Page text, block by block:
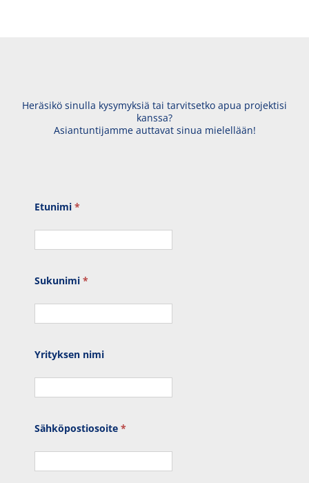
Heräsikö sinulla kysymyksiä tai tarvitsetko apua projektisi
kanssa?
Asiantuntijamme auttavat sinua mielellään!
Etu­ni­mi*
Suku­ni­mi*
Yri­tyk­sen nimi
Säh­kö­pos­tio­soi­te*